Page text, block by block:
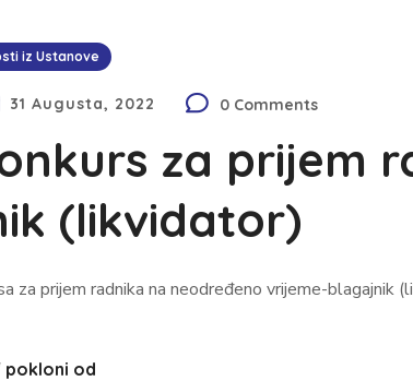
iz Ustanove
31 Augusta, 2022 0 Comments
za prijem
(likvidator)
za prijem radnika na neodređeno vrijeme-blagajnik
pokloni od